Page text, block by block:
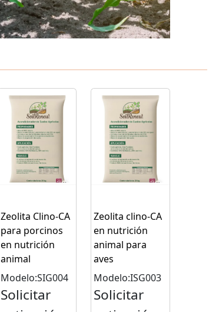
Zeolita Clino-CA
para porcinos
en nutrición
animal
Modelo:SIG004
Solicitar
Zeolita clino-CA
en nutrición
animal para
aves
Modelo:ISG003
Solicitar